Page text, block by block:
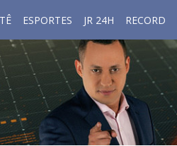
ESPORTES JR 24H RECORD